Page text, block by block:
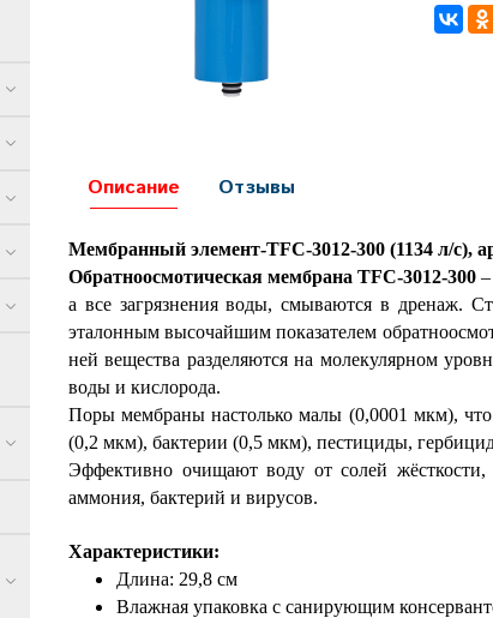
Описание
Мембранный элемент-TFC-3012-300 (1134 л/с),
Обратноосмотическая мембранаTFC-3012-300
а все загрязнения воды, смываются в дренаж.
эталонным высочайшим показателем
ней вещества разделяются на молекулярном
воды и кислорода.
Поры мембраны настолько малы (0,0001 мкм),
(0,2 мкм), бактерии (0,5 мкм), пестициды,
Эффективно очищают воду от солей
аммония, бактерий и вирусов.
Характеристики:
Длина: 29,8 см
Влажная упаковка с санирующим
Отзывы